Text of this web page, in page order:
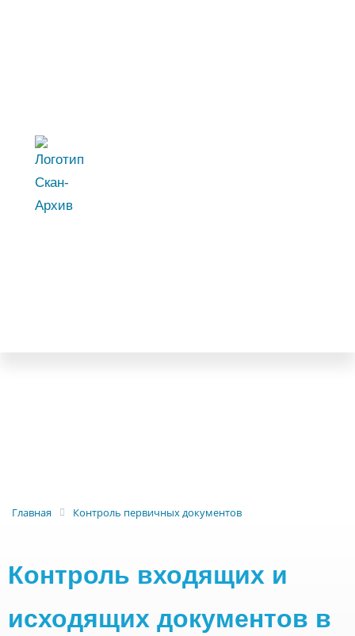
Главная Контроль первичных документов
Контроль входящих и
исходящих документов в